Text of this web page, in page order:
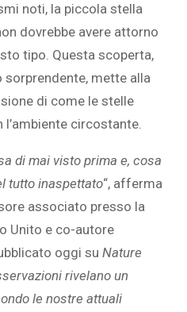
noti, la piccola stella
dovrebbe avere attorno
tipo. Questa scoperta,
mette alla
di come le stelle
circostante.
di mai visto prima e, cosa
tutto inaspettato“, afferma
associato presso la
Unito e co-autore
oggi su Nature
rivelano un
le nostre attuali